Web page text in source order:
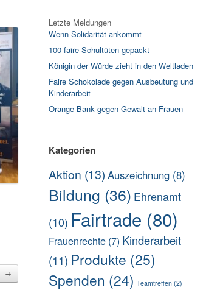
→
Letzte Meldungen
Wenn Solidarität ankommt
100 faire Schultüten gepackt
Königin der Würde zieht in den Weltladen
Faire Schokolade gegen Ausbeutung und
Kinderarbeit
Orange Bank gegen Gewalt an Frauen
Kategorien
Aktion (13) Auszeichnung (8)
Bildung (36) Ehrenamt
(10) Fairtrade (80)
Frauenrechte (7) Kinderarbeit
(11) Produkte (25)
Spenden (24) Teamtreffen (2)